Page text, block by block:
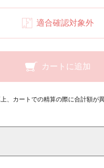
適合確認対象外
カートに追加
、カートでの精算の際に合計額が